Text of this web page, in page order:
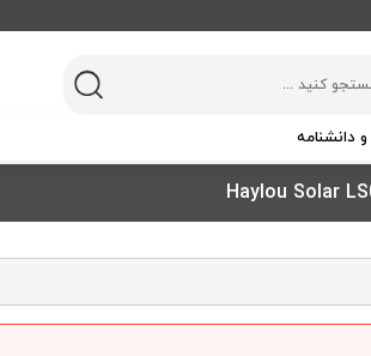
دانشنامه